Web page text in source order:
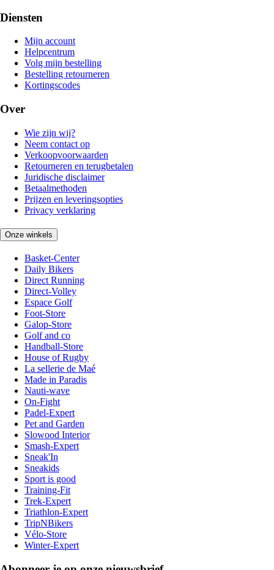
Diensten
Mijn account
Helpcentrum
Volg mijn bestelling
Bestelling retourneren
Kortingscodes
Over
Wie zijn wij?
Neem contact op
Verkoopvoorwaarden
Retourneren en terugbetalen
Juridische disclaimer
Betaalmethoden
Prijzen en leveringsopties
Privacy verklaring
Onze winkels
Basket-Center
Daily Bikers
Direct Running
Direct-Volley
Espace Golf
Foot-Store
Galop-Store
Golf and co
Handball-Store
House of Rugby
La sellerie de Maé
Made in Paradis
Nauti-wave
On-Fight
Padel-Expert
Pet and Garden
Slowood Interior
Smash-Expert
Sneak'In
Sneakids
Sport is good
Training-Fit
Trek-Expert
Triathlon-Expert
TripNBikers
Vélo-Store
Winter-Expert